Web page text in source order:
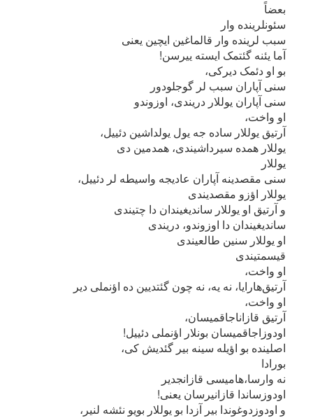
بعضاً
سئونلرینده وار
سبب لرینده وار قالماغین ایچین یعنی
آما یئنه گئتمک ایسته ییرسن!
بو او دئمک دیرکی،
سنی آپاران سبب لر گوجلودور
سنی آپاران یوللار دریندی، اوزوندو
او واخت،
آرتیق یوللار ساده جه یول یولداشین دئییل،
یوللار همده سیرداشیندی، همدمین دی
یوللار
سنی مقصدینه آپاران عادیجه واسیطه لر دئییل،
یوللار اؤزو مقصدیندی
و آرتیق او یوللار ساندیغیندان دا چتیندی
ساندیغیندان دا اوزوندو، دریندی
او یوللار سنین طالعیندی
قیسمتیندی
او واخت،
آرتیق‌هارایا، نه یه، نه چون گئتدیین ده اؤنملی دیر
او واخت،
آرتیق قازاناجاقمیسان،
اودوزاجاقمیسان بونلار اؤنملی دئییل!
اصلینده بو اؤیله سینه بیر گئدیش کی،
بورادا
نه وارسا،‌هامیسی قازانجدیر
اودوزساندا قازانیرسان یعنی!
و اودوزدوغوندا بیر آزدا بو یوللار بویو نئشه لنیر،